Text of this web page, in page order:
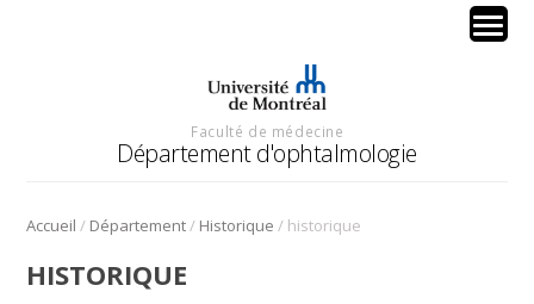
Faculté de médecine
Département d'ophtalmologie
Accueil / Département/ Historique / historique
HISTORIQUE